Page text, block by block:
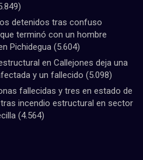
detenidos tras confuso
terminó con un hombre
Pichidegua (5.604)
en Callejones deja una
y un fallecido (5.098)
fallecidas y tres en estado de
incendio estructural en sector
(4.564)